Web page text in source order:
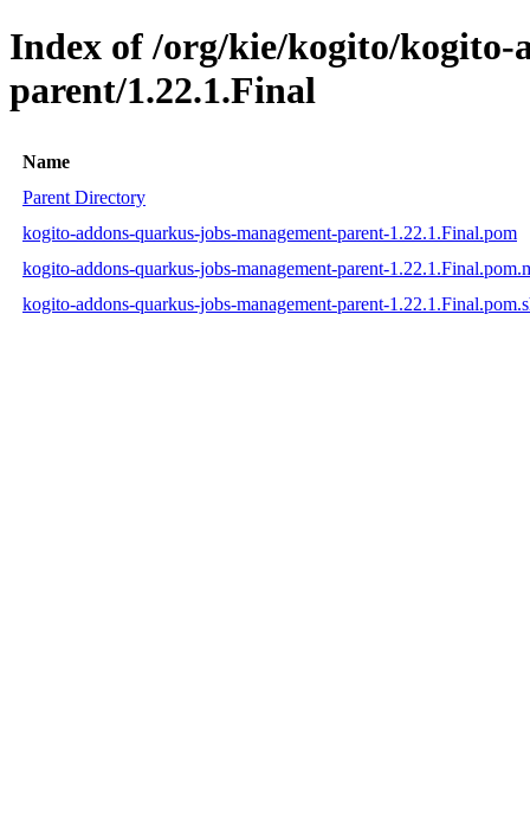
Index of /org/kie/kogito/kogito-
parent/1.22.1.Final
Name
Parent Directory
kogito-addons-quarkus-jobs-management-parent-1.22.1.Final.pom
kogito-addons-quarkus-jobs-management-parent-
kogito-addons-quarkus-jobs-management-parent-